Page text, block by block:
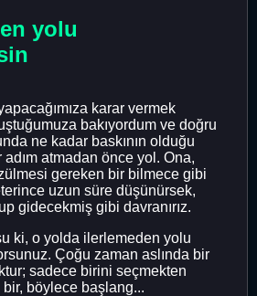
yolu
karar vermek
bakıyordum ve doğru
ne kadar baskının olduğu
atmadan önce yol. Ona,
gereken bir bilmece gibi
uzun süre düşünürsek,
gidecekmiş gibi davranırız.
ki, o yolda ilerlemeden yolu
Çoğu zaman aslında bir
sadece birini seçmekten
bir, böylece başlang...